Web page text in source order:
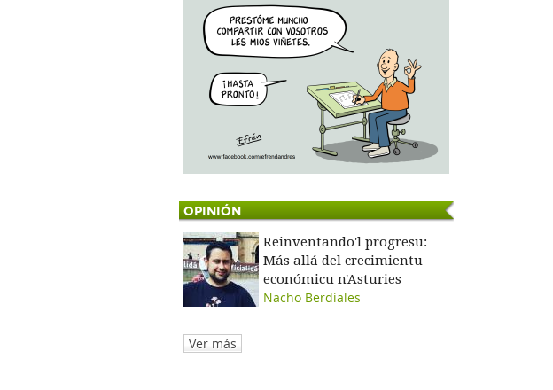
OPINIÓN
Reinventando'l progresu:
Más allá del crecimientu
económicu n'Asturies
Nacho Berdiales
Ver más